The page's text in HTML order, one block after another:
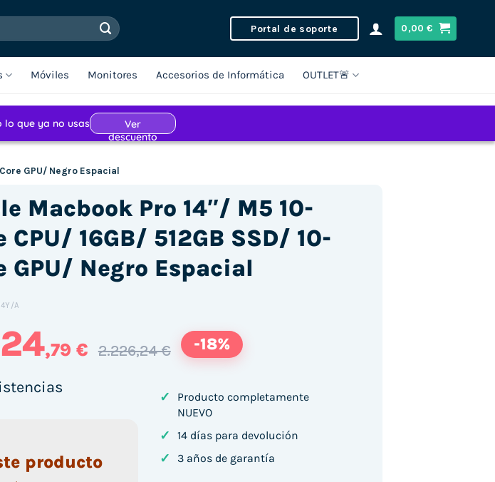
Portal de soporte 0,00€
Móviles Monitores Accesorios de Informática OUTLET🚨
GPU/ Negro Espacial
Macbook Pro 14″/ M5 10-
CPU/ 16GB/ 512GB SSD/ 10-
GPU/ Negro Espacial
A
,79 € 2.226,24 € -18%
producto
✓
Producto completamente
NUEVO
✓ 14 días para devolución
✓ 3 años de garantía